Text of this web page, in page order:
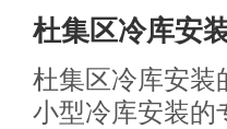
杜集区冷库安
杜集区冷库安装
小型冷库安装的